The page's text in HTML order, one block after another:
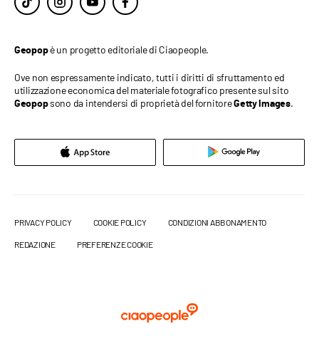
Geopopè un progetto editoriale di Ciaopeople.
Ove non espressamente indicato, tutti i diritti di sfruttamento ed
utilizzazione economica del materiale fotografico presente sul sito
Geopopsono da intendersi di proprietà del fornitoreGetty Images.
PRIVACY POLICY COOKIE POLICY CONDIZIONI ABBONAMENTO
REDAZIONE PREFERENZE COOKIE